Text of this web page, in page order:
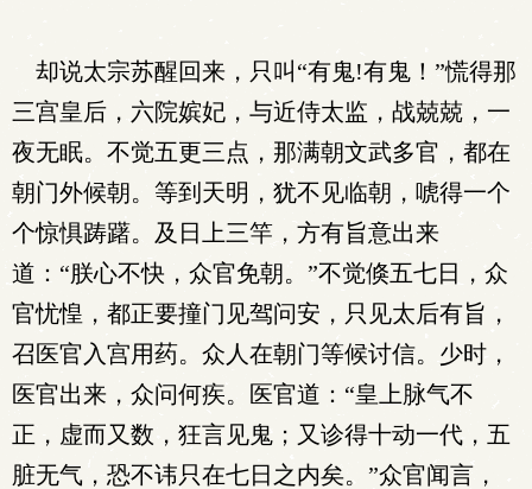
却说太宗苏醒回来，只叫“有鬼!有鬼！”慌得那
三宫皇后，六院嫔妃，与近侍太监，战兢兢，一
夜无眠。不觉五更三点，那满朝文武多官，都在
朝门外候朝。等到天明，犹不见临朝，唬得一个
个惊惧踌躇。及日上三竿，方有旨意出来
道：“朕心不快，众官免朝。”不觉倏五七日，众
官忧惶，都正要撞门见驾问安，只见太后有旨，
召医官入宫用药。众人在朝门等候讨信。少时，
医官出来，众问何疾。医官道：“皇上脉气不
正，虚而又数，狂言见鬼；又诊得十动一代，五
脏无气，恐不讳只在七日之内矣。”众官闻言，